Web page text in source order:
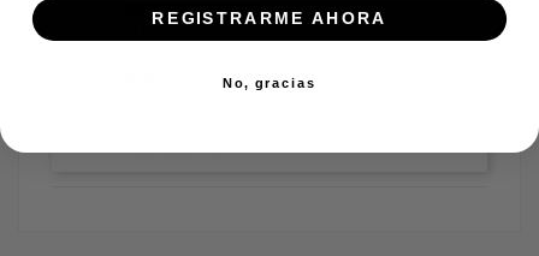
INDEPENDENCIA
En stock:
REGISTRARME AHORA
No, gracias